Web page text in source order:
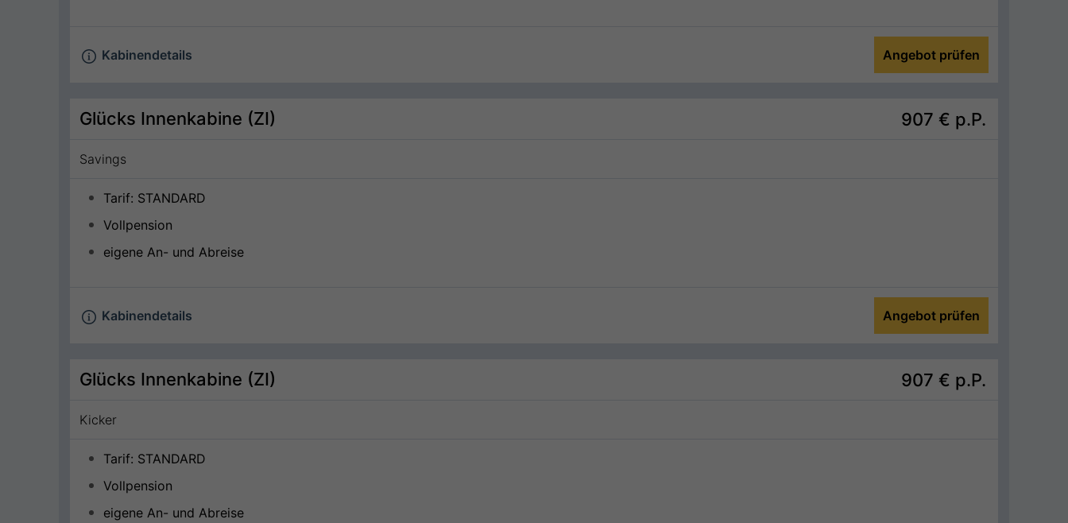
Kabinendetails Angebot prüfen
Glücks Innenkabine (ZI) 907 € p.P.
Savings
Tarif: STANDARD
Vollpension
eigene An- und Abreise
Kabinendetails Angebot prüfen
Glücks Innenkabine (ZI) 907 € p.P.
Kicker
Tarif: STANDARD
Vollpension
eigene An- und Abreise